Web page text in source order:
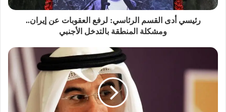
رئيسي أدى القسم الرئاسي: لرفع العقوبات عن إيران..
ومشكلة المنطقة بالتدخل الأجنبي